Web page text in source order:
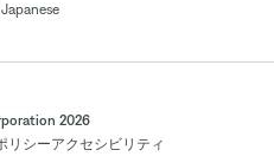
Japanese
2026
リシーアクセシビリティ